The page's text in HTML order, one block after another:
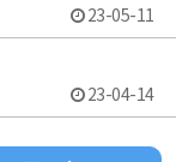
23-05-11
23-04-14